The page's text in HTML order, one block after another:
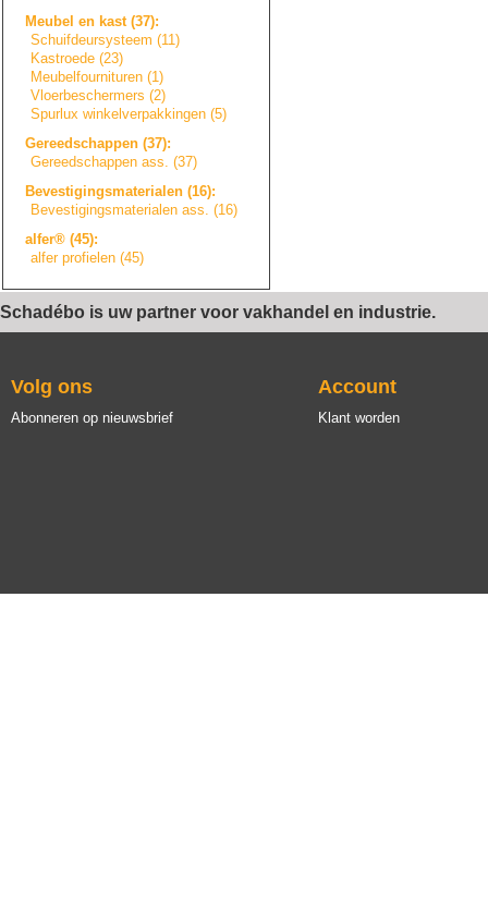
Meubel en kast (37):
Schuifdeursysteem (11)
Kastroede (23)
Meubelfournituren (1)
Vloerbeschermers (2)
Spurlux winkelverpakkingen (5)
Gereedschappen (37):
Gereedschappen ass. (37)
Bevestigingsmaterial en (16):
Bevestigingsmaterialen ass. (16)
alfer® (45):
alfer profielen (45)
Schadébo is uw partner voor vakhandel en industrie.
Volg ons
Abonneren op nieuwsbrief
Account
Klant worden